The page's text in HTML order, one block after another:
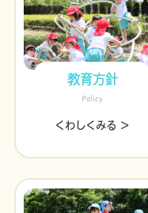
教育方針
Policy
くわしくみる ＞